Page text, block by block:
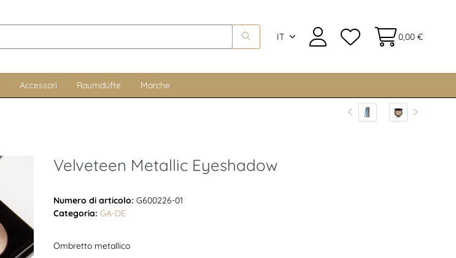
IT 0,00 €
Accessori Raumdüfte Marche
Velveteen Metallic Eyeshadow
Numero di articolo: G600226-01
Categoria: GA-DE
Ombretto metallico